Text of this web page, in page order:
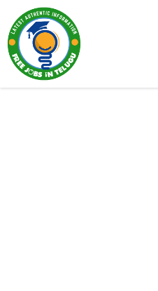
content